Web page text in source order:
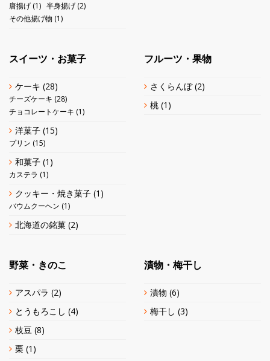
唐揚げ (1) 半身揚げ (2)
その他揚げ物 (1)
スイーツ・お菓子
ケーキ (28)
チーズケーキ (28)
チョコレートケーキ (1)
洋菓子 (15)
プリン (15)
和菓子 (1)
カステラ (1)
クッキー・焼き菓子 (1)
バウムクーヘン (1)
北海道の銘菓 (2)
フルーツ・果物
さくらんぼ(2)
桃 (1)
野菜・きのこ
アスパラ (2)
とうもろこし (4)
枝豆 (8)
栗 (1)
漬物・梅干し
漬物 (6)
梅干し (3)